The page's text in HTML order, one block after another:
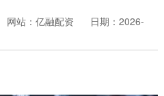
网站：亿融配资
日期：2026-